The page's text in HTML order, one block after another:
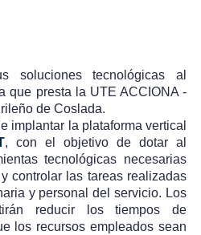
soluciones tecnológicas al
que presta la UTE ACCIONA -
de Coslada.
implantar la plataforma vertical
, con el objetivo de dotar al
tecnológicas necesarias
controlar las tareas realizadas
y personal del servicio. Los
reducir los tiempos de
los recursos empleados sean